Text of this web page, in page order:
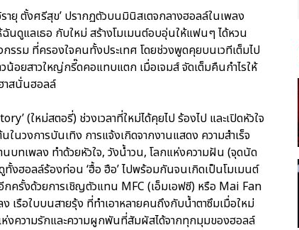
ยุ ตั้งศรีสุข’ ปรากฏตัวบนมินิสเตจกลางฮอลล์ในเพลง
ฉันดูแลเธอ กับใหม่ สร้างโมเมนต์อบอุ่นให้แฟนๆ ได้หวน
รรม ที่ครองใจคนทั้งประเทศ โดยช่วงพูดคุยบนเวทีเต็มไป
วน้อยสาวใหญ่กรี๊ดคอแทบแตก เมื่อเจมส์ จัดเต็มคืนกำไรให้
าสนั่นฮอลล์
(ใหม่สตอรี่) ช่วงเวลาที่ใหม่ได้คุยไป ร้องไป และเปิดหัวใจ
ในวงการบันเทิง การแจ้งเกิดจากงานแสดง ความสำเร็จ
ทเพลง ทำด้วยหัวใจ, วังน้ำวน, โลกแห่งความฝัน (จุดนัด
งฮอลล์ร้องท่อน ‘ฮื้อ ฮือ’ ไปพร้อมกันจนเกิดเป็นโมเมนต์
กครั้งด้วยการเชิญตัวแทน MFC (เอ็มเอฟซี) หรือ Mai Fan
รือใบบนสายรุ้ง ที่ทำเอาหลายคนถึงกับน้ำตาซึมเมื่อใหม่
งความรักและความผูกพันที่สัมผัสได้จากทุกมุมของฮอลล์